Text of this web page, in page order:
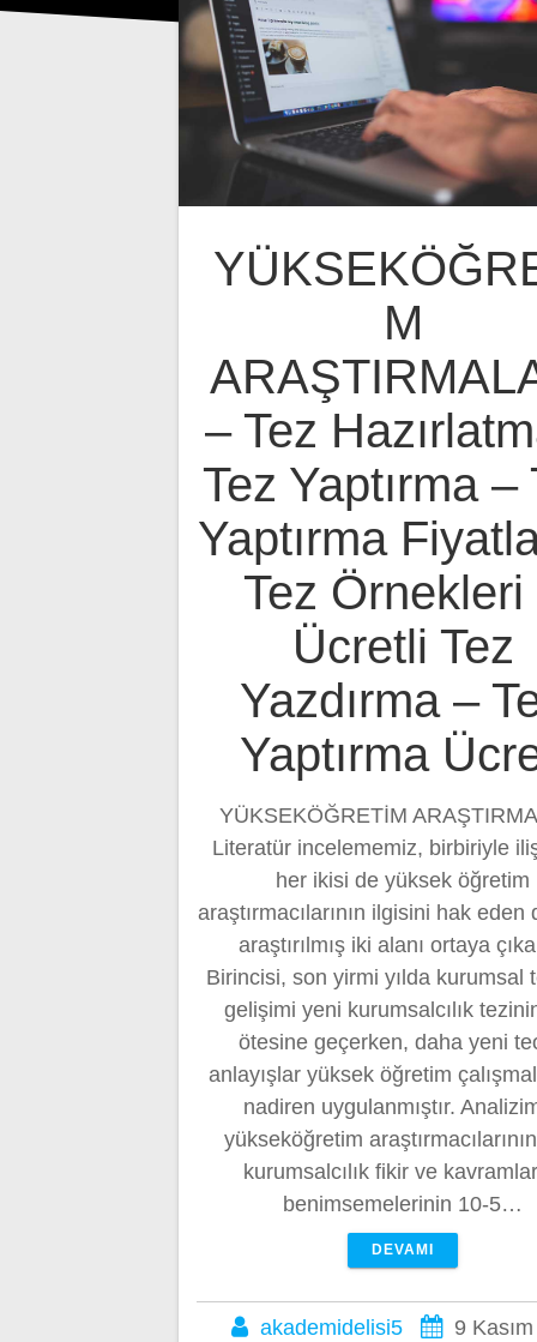
M
– Tez
Tez Yaptırma –
Yaptırma
Tez Örnekleri
Ücretli Tez
Yazdırma –
Yaptırma
YÜKSEKÖĞRETİM
Literatür incelememiz, birbiriyle
her ikisi de yüksek öğretim
araştırmacılarının ilgisini hak eden
araştırılmış iki alanı ortaya
Birincisi, son yirmi yılda kurumsal
gelişimi yeni kurumsalcılık
ötesine geçerken, daha yeni
anlayışlar yüksek öğretim
nadiren uygulanmıştır.
yükseköğretim
kurumsalcılık fikir ve
benimsemelerinin 10-5…
DEVAMI
akademidelisi5 9